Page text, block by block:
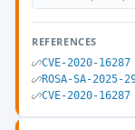
REFERENCES
CVE-2020-16287
ROSA-SA-2025-
CVE-2020-16287